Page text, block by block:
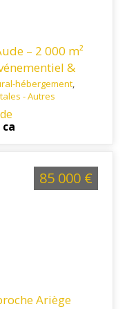
– 2 000 m²
&
hébergement,
- Autres
d’une situation
Castelnaudary, 45
international.
ca
Ariège
85 000 €